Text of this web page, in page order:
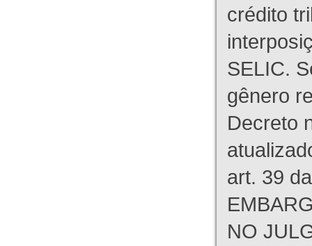
crédito
SELIC.
gênero
Decreto
art. 39
NO